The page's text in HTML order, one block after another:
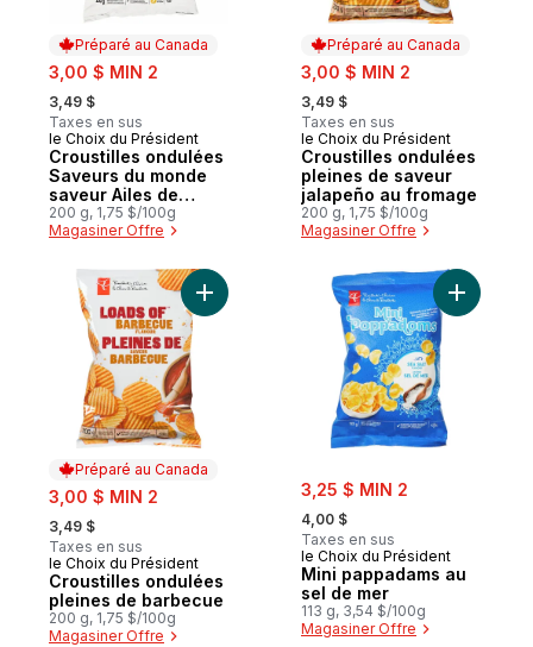
Préparé au Canada
sale:
3,00 $ MIN 2
, formerly:
3,49 $
Taxes en sus
Préparé au Canada
le Choix du Président
Croustilles ondulées
Saveurs du monde
saveur Ailes de
poulet Buffalo et
fromage bleu
200 g, 1,75 $/100g
Magasiner Offre
Préparé au Canada
sale:
3,00 $ MIN 2
, formerly:
3,49 $
Taxes en sus
Préparé au Canada
le Choix du Président
Croustilles ondulées
pleines de saveur
jalapeño au fromage
200 g, 1,75 $/100g
Magasiner Offre
Préparé au Canada
sale:
3,00 $ MIN 2
, formerly:
3,49 $
Taxes en sus
Préparé au Canada
le Choix du Président
Croustilles ondulées
pleines de barbecue
200 g, 1,75 $/100g
Magasiner Offre
Ajouter Croustilles ondulées pleines de
sale:
3,25 $ MIN 2
, formerly:
4,00 $
Taxes en sus
le Choix du Président
Mini pappadams au
sel de mer
113 g, 3,54 $/100g
Magasiner Offre
Ajouter